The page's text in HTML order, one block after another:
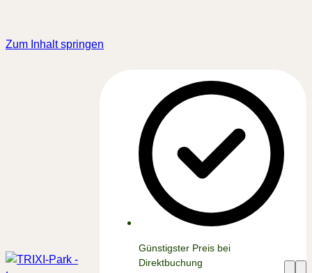
Zum Inhalt springen
Günstigster Preis bei
Direktbuchung